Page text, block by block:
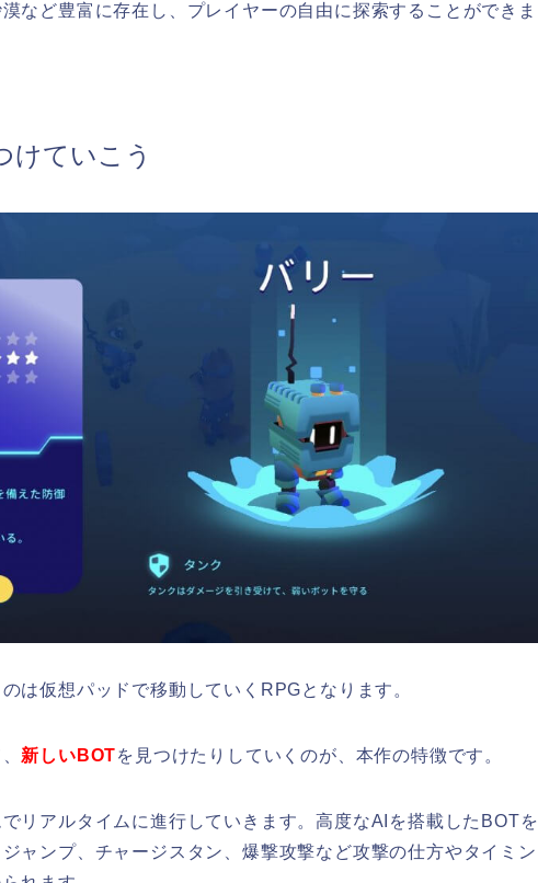
など豊富に存在し、プレイヤーの自由に探索することができま
けていこう
は仮想パッドで移動していくRPGとなります。
新しいBOTを見つけたりしていくのが、本作の特徴です。
リアルタイムに進行していきます。高度なAIを搭載したBOTを
ャンプ、チャージスタン、爆撃攻撃など攻撃の仕方やタイミン